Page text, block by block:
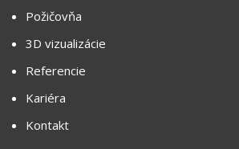
Požičovňa
3D vizualizácie
Referencie
Kariéra
Kontakt